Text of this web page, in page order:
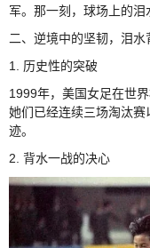
军。那一刻，球场上的泪
二、逆境中的坚韧，泪水
1. 历史性的突破
1999年，美国女足在世
她们已经连续三场淘汰
迹。
2. 背水一战的决心